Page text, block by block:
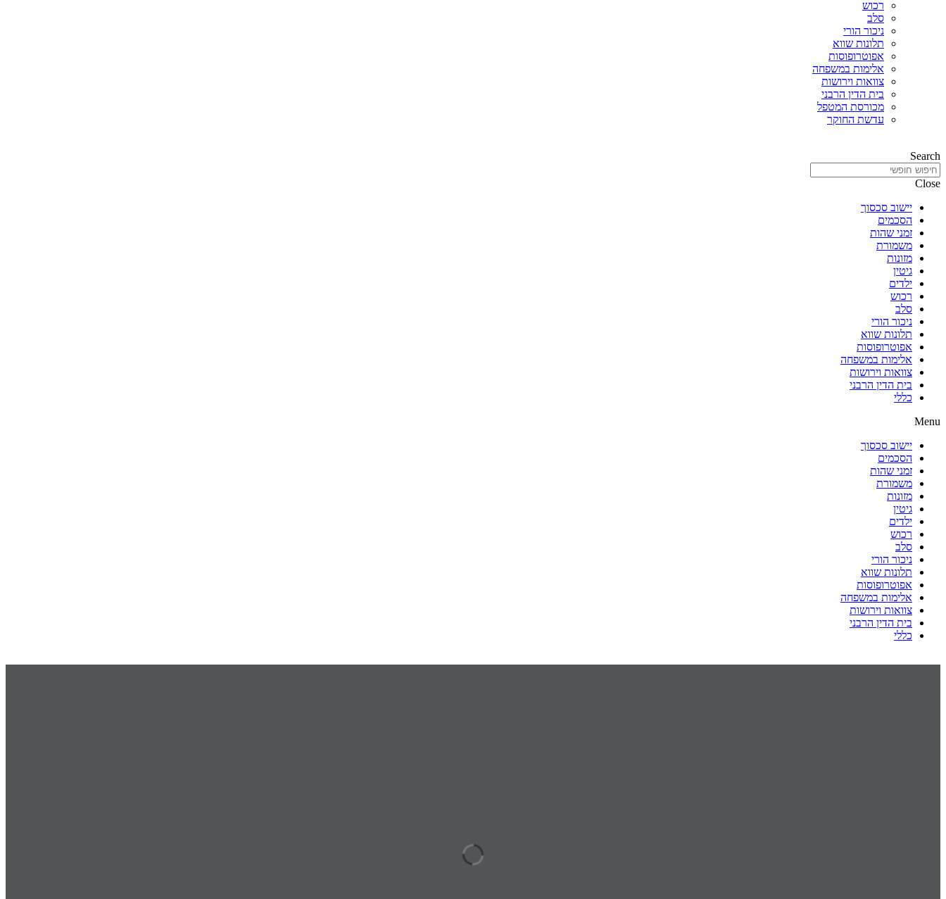
רכוש
סלב
ניכור הורי
תלונות שווא
אפוטרופוסות
אלימות במשפחה
צוואות וירושות
בית הדין הרבני
מכורסת המטפל
עדשת החוקר
Search
Close
יישוב סכסוך
הסכמים
זמני שהות
משמורת
מזונות
גיטין
ילדים
רכוש
סלב
ניכור הורי
תלונות שווא
אפוטרופוסות
אלימות במשפחה
צוואות וירושות
בית הדין הרבני
כללי
Menu
יישוב סכסוך
הסכמים
זמני שהות
משמורת
מזונות
גיטין
ילדים
רכוש
סלב
ניכור הורי
תלונות שווא
אפוטרופוסות
אלימות במשפחה
צוואות וירושות
בית הדין הרבני
כללי